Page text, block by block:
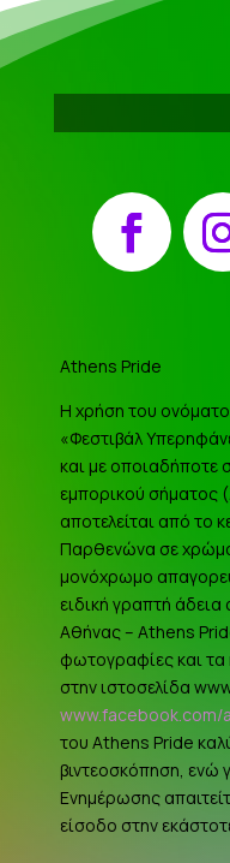
Facebook
Athens Pride
Η χρήση του
«Φεστιβάλ
και με οποιαδήποτε
εμπορικού σήματος
αποτελείται από το
Παρθενώνα σε
μονόχρωμο
ειδική γραπτή
Αθήνας – Athens
φωτογραφίες και τα
στην ιστοσελίδα
www.facebook.com/
του Athens Pride
βιντεοσκόπηση, ενώ
Ενημέρωσης
είσοδο στην